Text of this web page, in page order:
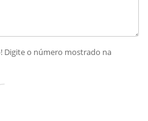
Digite o número mostrado na